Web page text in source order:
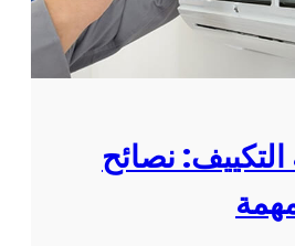
التكييف: نصائح